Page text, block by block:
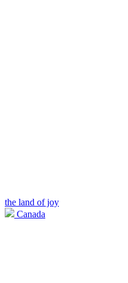
the land of joy
Canada